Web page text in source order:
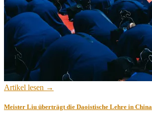
Artikel lesen →
Meister Liu überträgt die Daoistische Lehre in China